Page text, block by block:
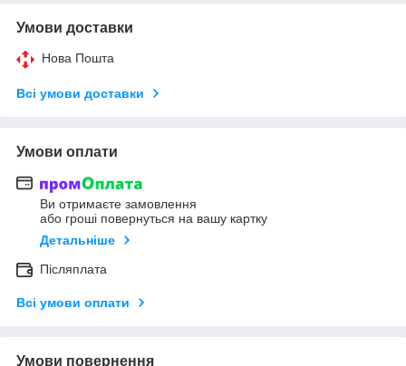
Умови доставки
Нова Пошта
Всі умови доставки
Умови оплати
Ви отримаєте замовлення
або гроші повернуться на вашу картку
Детальніше
Післяплата
Всі умови оплати
Умови повернення